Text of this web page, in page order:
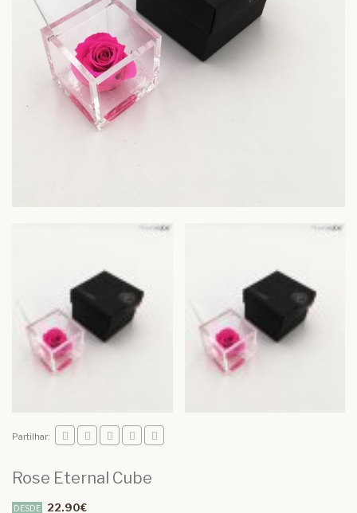
Partilhar:
Rose Eternal Cube
DESDE 22.90€